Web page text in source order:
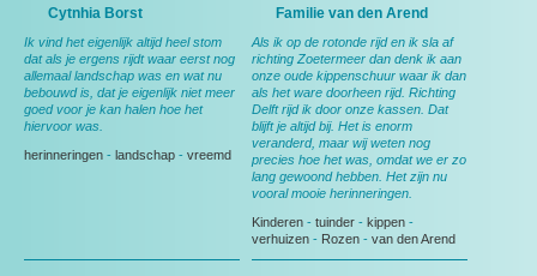
Cytnhia Borst
Ik vind het eigenlijk altijd heel stom
dat als je ergens rijdt waar eerst nog
allemaal landschap was en wat nu
bebouwd is, dat je eigenlijk niet meer
goed voor je kan halen hoe het
hiervoor was.
herinneringen - landschap - vreemd
Familie van den Arend
Als ik op de rotonde rijd en ik sla af
richting Zoetermeer dan denk ik aan
onze oude kippenschuur waar ik dan
als het ware doorheen rijd. Richting
Delft rijd ik door onze kassen. Dat
blijft je altijd bij. Het is enorm
veranderd, maar wij weten nog
precies hoe het was, omdat we er zo
lang gewoond hebben. Het zijn nu
vooral mooie herinneringen.
Kinderen - tuinder - kippen -
verhuizen - Rozen - van den Arend